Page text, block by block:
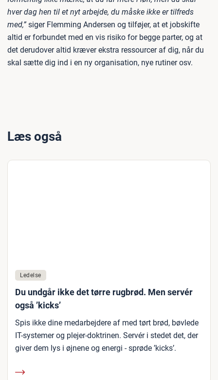
hver dag hen til et nyt arbejde, du måske ikke er tilfreds
med,” siger Flemming Andersen og tilføjer, at et jobskifte
altid er forbundet med en vis risiko for begge parter, og at
det derudover altid kræver ekstra ressourcer af dig, når du
skal sætte dig ind i en ny organisation, nye rutiner osv.
Læs også
Ledelse
Du undgår ikke det tørre rugbrød. Men servér
også ’kicks’
Spis ikke dine medarbejdere af med tørt brød, bøvlede
IT-systemer og plejer-doktrinen. Servér i stedet det, der
giver dem lys i øjnene og energi - sprøde ’kicks’.